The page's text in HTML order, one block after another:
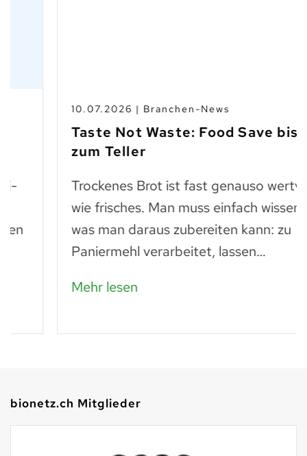
10.07.2026 | Branchen-News
Taste Not Waste: Food Save bis
zum Teller
Trockenes Brot ist fast genauso wertvoll
wie frisches. Man muss einfach wissen,
was man daraus zubereiten kann: zu
Paniermehl verarbeitet, lassen…
Mehr lesen
bionetz.ch Mitglieder